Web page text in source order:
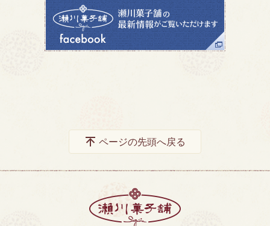
ページの先頭へ戻る